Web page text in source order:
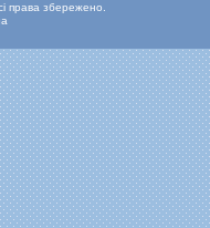
права збережено.